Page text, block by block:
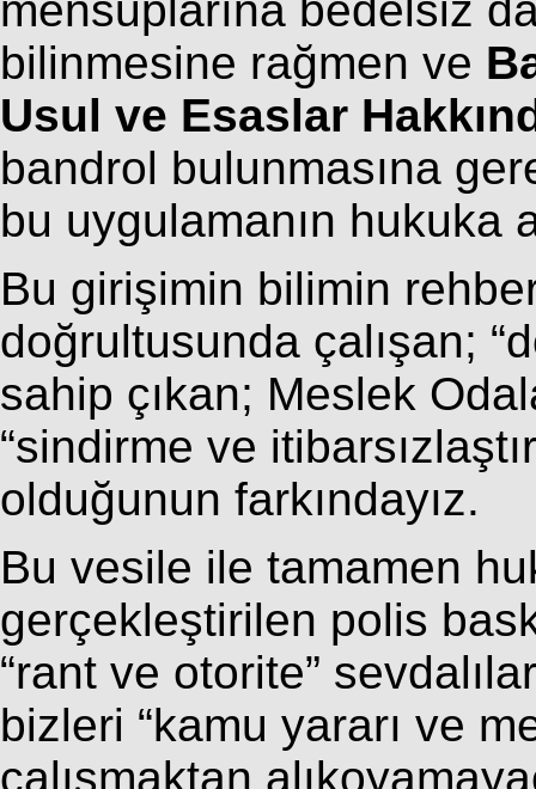
bilinmesine rağmen ve
Usul ve Esaslar
bandrol bulunmasına
bu uygulamanın hukuka
Bu girişimin bilimin
doğrultusunda çalışan;
sahip çıkan; Meslek
“sindirme ve
olduğunun farkındayız.
Bu vesile ile tamamen
gerçekleştirilen polis
“rant ve otorite”
bizleri “kamu yararı ve
çalışmaktan